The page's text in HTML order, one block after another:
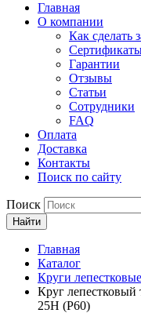
Главная
О компании
Как сделать
Гарантии
Отзывы
Статьи
Сотрудники
FAQ
Оплата
Доставка
Контакты
Поиск по сайту
Поиск
Найти
Главная
Каталог
Круги
Круг
25Н (P60)